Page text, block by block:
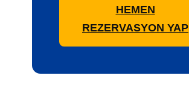
HEMEN
REZERVASYON YAP